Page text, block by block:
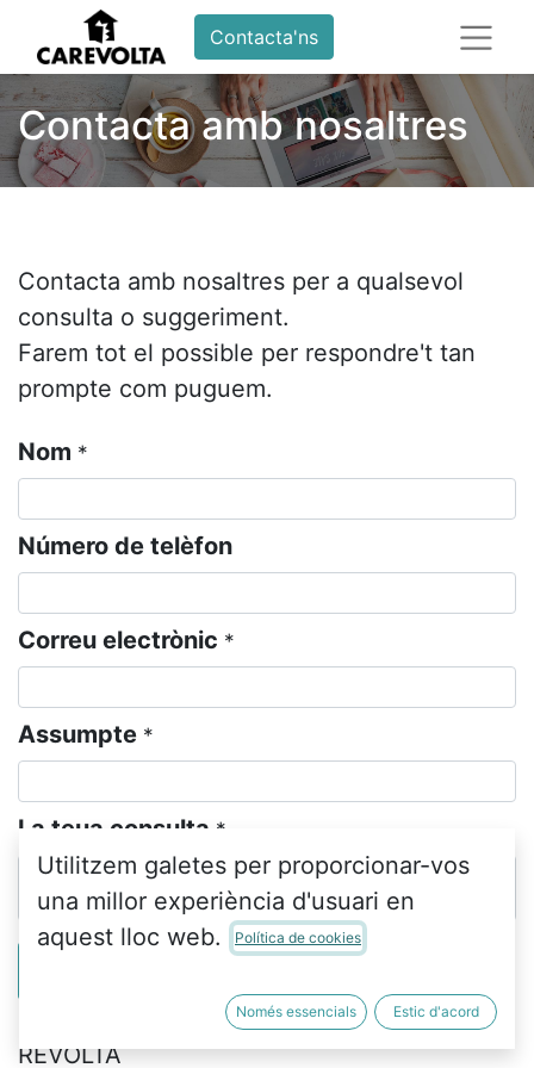
Contacta'ns
Contacta amb nosaltres
Contacta amb nosaltres per a qualsevol
consulta o suggeriment.
Farem tot el possible per respondre't tan
prompte com puguem.
Nom *
Número de telèfon
Correu electrònic *
Assumpte *
La teua consulta *
CENTRE DE RECURSOS JUST RAMÍREZ-CA
REVOLTA
Utilitzem galetes per proporcionar-vos
una millor experiència d'usuari en
aquest lloc web.
Política de cookies
Només essencials Estic d'acord